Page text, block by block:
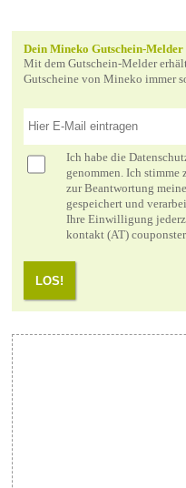
Dein Mineko Gutschein-Melder
Mit dem Gutschein-Melder
Gutscheine von Mineko immer
Ich habe die
genommen. Ich stimme
zur Beantwortung
gespeichert und
Ihre Einwilligung
kontakt (AT)
LOS!